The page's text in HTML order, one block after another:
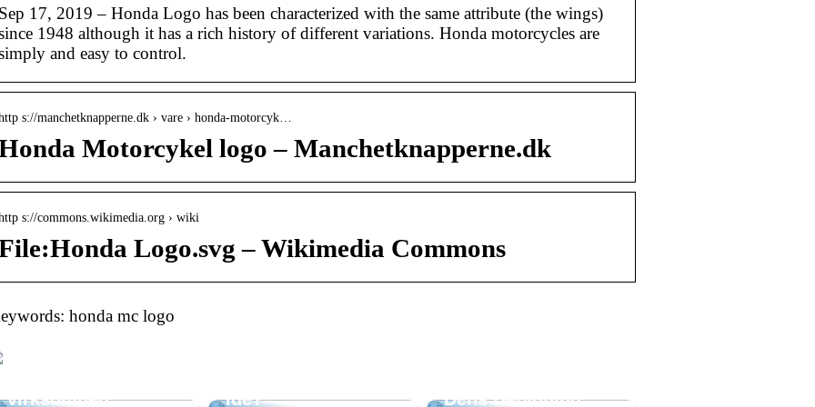
Sep 17, 2019 – Honda Logo has been characterized with the same attribute (the wings)
1948 although it has a rich history of different variations. Honda motorcycles are
and easy to control.
s://manchetknapperne.dk › vare › honda-motorcyk…
Motorcykel logo – Manchetknapperne.dk
s://commons.wikimedia.org › wiki
Logo.svg – Wikimedia Commons
honda mc logo
skræddersyet
rådgivning om
virksomhed
idé?
Dens Betydning